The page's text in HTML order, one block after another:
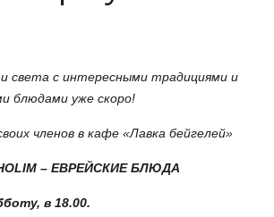
и света с интересными традициями и
блюдами уже скоро!
членов в кафе «Лавка бейгелей»
– ЕВРЕЙСКИЕ БЛЮДА
в 18.00.